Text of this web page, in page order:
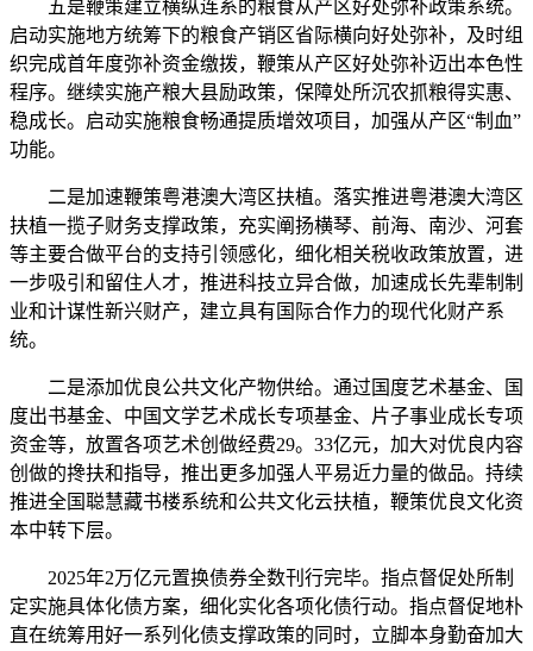
五是鞭策建立横纵连系的粮食从产区好处弥补政策系统。
启动实施地方统筹下的粮食产销区省际横向好处弥补，及时组
织完成首年度弥补资金缴拨，鞭策从产区好处弥补迈出本色性
程序。继续实施产粮大县励政策，保障处所沉农抓粮得实惠、
稳成长。启动实施粮食畅通提质增效项目，加强从产区“制血”
功能。
二是加速鞭策粤港澳大湾区扶植。落实推进粤港澳大湾区
扶植一揽子财务支撑政策，充实阐扬横琴、前海、南沙、河套
等主要合做平台的支持引领感化，细化相关税收政策放置，进
一步吸引和留住人才，推进科技立异合做，加速成长先辈制制
业和计谋性新兴财产，建立具有国际合作力的现代化财产系
统。
二是添加优良公共文化产物供给。通过国度艺术基金、国
度出书基金、中国文学艺术成长专项基金、片子事业成长专项
资金等，放置各项艺术创做经费29。33亿元，加大对优良内容
创做的搀扶和指导，推出更多加强人平易近力量的做品。持续
推进全国聪慧藏书楼系统和公共文化云扶植，鞭策优良文化资
本中转下层。
2025年2万亿元置换债券全数刊行完毕。指点督促处所制
定实施具体化债方案，细化实化各项化债行动。指点督促地朴
直在统筹用好一系列化债支撑政策的同时，立脚本身勤奋加大